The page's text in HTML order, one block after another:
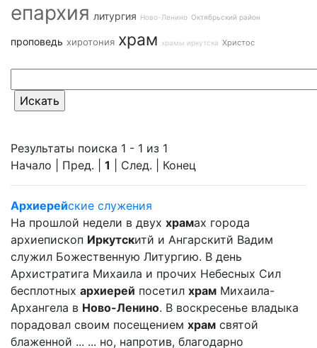
епархия литургия Ново-Ленино Октябрьский район
проповедь хиротония храм храмы иркутска Христос
Результаты поиска 1 - 1 из 1
Начало | Пред. | 1 | След. | Конец
Архиерейские служения
На прошлой недели в двух храмах города
архиепископ Иркутскитй и Ангарскитй Вадим
служил Божественную Литургию. В день
Архистратига Михаила и прочих Небесных Сил
бесплотных архиерей посетил храм Михаила-
Архангела в Ново-Ленино. В воскресенье владыка
порадовал своим посещением храм святой
блаженной ... ... но, напротив, благодарно